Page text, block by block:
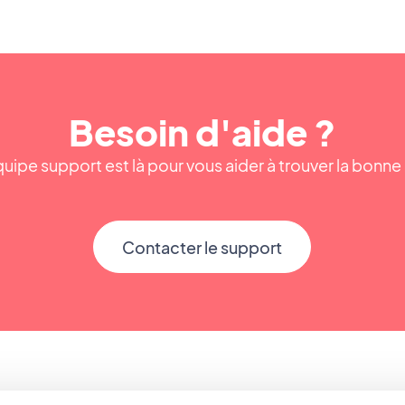
Besoin d'aide ?
support est là pour vous aider à trouver la
Contacter le support